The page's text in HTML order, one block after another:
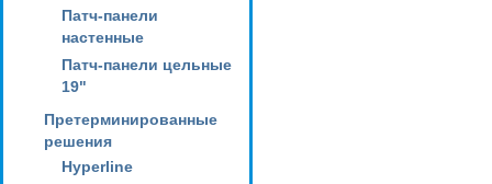
Патч-панели
настенные
Патч-панели цельные
19"
Претерминированные
решения
Hyperline